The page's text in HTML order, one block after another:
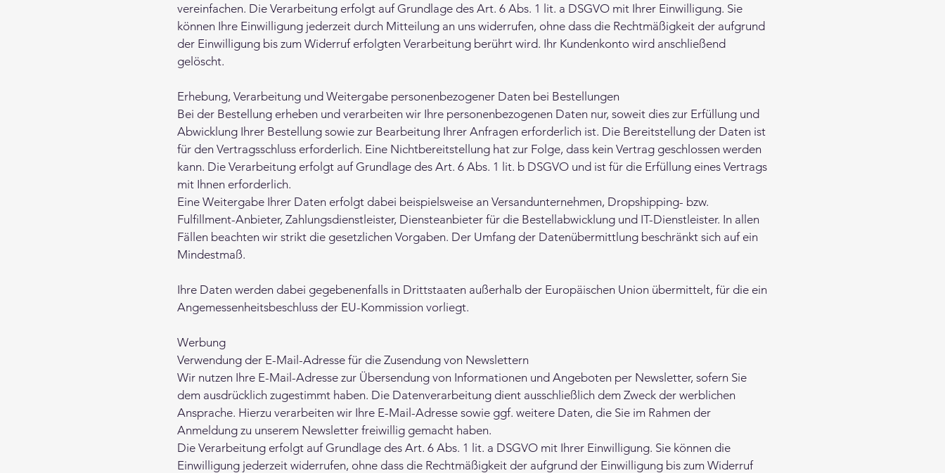
vereinfachen. Die Verarbeitung erfolgt auf Grundlage des Art. 6 Abs. 1 lit. a DSGVO mit Ihrer Einwilligung. Sie
können Ihre Einwilligung jederzeit durch Mitteilung an uns widerrufen, ohne dass die Rechtmäßigkeit der aufgrund
der Einwilligung bis zum Widerruf erfolgten Verarbeitung berührt wird. Ihr Kundenkonto wird anschließend
gelöscht.
Erhebung, Verarbeitung und Weitergabe personenbezogener Daten bei Bestellungen
Bei der Bestellung erheben und verarbeiten wir Ihre personenbezogenen Daten nur, soweit dies zur Erfüllung und
Abwicklung Ihrer Bestellung sowie zur Bearbeitung Ihrer Anfragen erforderlich ist. Die Bereitstellung der Daten ist
für den Vertragsschluss erforderlich. Eine Nichtbereitstellung hat zur Folge, dass kein Vertrag geschlossen werden
kann. Die Verarbeitung erfolgt auf Grundlage des Art. 6 Abs. 1 lit. b DSGVO und ist für die Erfüllung eines Vertrags
mit Ihnen erforderlich.
Eine Weitergabe Ihrer Daten erfolgt dabei beispielsweise an Versandunternehmen, Dropshipping- bzw.
Fulfillment-Anbieter, Zahlungsdienstleister, Diensteanbieter für die Bestellabwicklung und IT-Dienstleister. In allen
Fällen beachten wir strikt die gesetzlichen Vorgaben. Der Umfang der Datenübermittlung beschränkt sich auf ein
Mindestmaß.
Ihre Daten werden dabei gegebenenfalls in Drittstaaten außerhalb der Europäischen Union übermittelt, für die ein
Angemessenheitsbeschluss der EU-Kommission vorliegt.
Werbung
Verwendung der E-Mail-Adresse für die Zusendung von Newslettern
Wir nutzen Ihre E-Mail-Adresse zur Übersendung von Informationen und Angeboten per Newsletter, sofern Sie
dem ausdrücklich zugestimmt haben. Die Datenverarbeitung dient ausschließlich dem Zweck der werblichen
Ansprache. Hierzu verarbeiten wir Ihre E-Mail-Adresse sowie ggf. weitere Daten, die Sie im Rahmen der
Anmeldung zu unserem Newsletter freiwillig gemacht haben.
Die Verarbeitung erfolgt auf Grundlage des Art. 6 Abs. 1 lit. a DSGVO mit Ihrer Einwilligung. Sie können die
Einwilligung jederzeit widerrufen, ohne dass die Rechtmäßigkeit der aufgrund der Einwilligung bis zum Widerruf